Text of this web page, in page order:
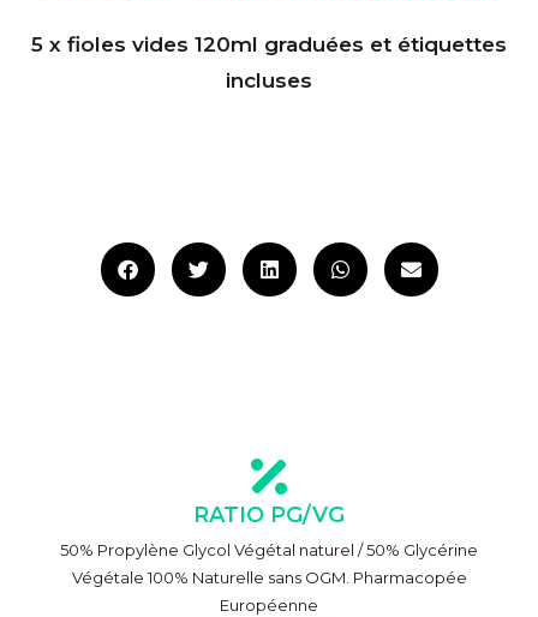
5 x fioles vides 120ml graduées et étiquettes
incluses
RATIO PG/VG
50% Propylène Glycol Végétal naturel / 50% Glycérine
Végétale 100% Naturelle sans OGM. Pharmacopée
Européenne